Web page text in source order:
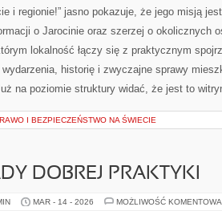
i regionie!” jasno pokazuje, że jego misją
o Jarocinie oraz szerzej o okolicznych
lokalność łączy się z praktycznym
historię i zwyczajne sprawy
na poziomie struktury widać, że jest to
I BEZPIECZEŃSTWO NA ŚWIECIE
DOBREJ PRAKTYKI
MAR - 14 - 2026 MOŻLIWOŚĆ